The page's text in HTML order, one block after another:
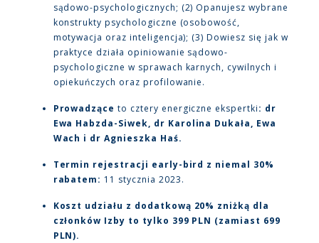
sądowo-psychologicznych; (2) Opanujesz wybrane
konstrukty psychologiczne (osobowość,
motywacja oraz inteligencja); (3) Dowiesz się jak w
praktyce działa opiniowanie sądowo-
psychologiczne w sprawach karnych, cywilnych i
opiekuńczych oraz profilowanie.
Prowadząceto cztery energiczne ekspertki: dr
Ewa Habzda-Siwek, dr Karolina Dukała, Ewa
Wach i dr Agnieszka Haś.
Termin rejestracji early-bird z niemal 30%
rabatem: 11 stycznia 2023.
Koszt udziału z dodatkową 20% zniżką dla
członków Izby to tylko 399 PLN (zamiast 699
PLN).